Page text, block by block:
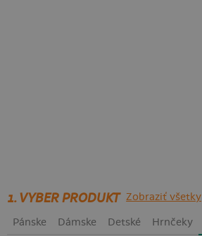
1. VYBER PRODUKT Zobraziť všetky
Pánske Dámske Detské Hrnčeky